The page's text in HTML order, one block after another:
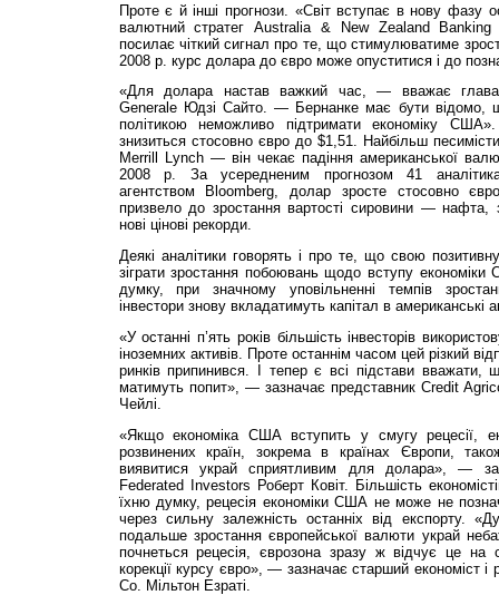
Проте є й інші прогнози. «Світ вступає в нову
валютний стратег Australia & New Zealand
посилає чіткий сигнал про те, що стимулюватиме
2008 р. курс долара до євро може опуститися і до
«Для долара настав важкий час, — вважає глава
Generale Юдзі Сайто. — Бернанке має бути відомо,
політикою неможливо підтримати економіку
знизиться стосовно євро до $1,51. Найбільш
Merrill Lynch — він чекає падіння американської
2008 р. За усередненим прогнозом 41
агентством Bloomberg, долар зросте стосовно
призвело до зростання вартості сировини — нафта,
нові цінові рекорди.
Деякі аналітики говорять і про те, що свою
зіграти зростання побоювань щодо вступу
думку, при значному уповільненні темпів
інвестори знову вкладатимуть капітал в американські
«У останні п’ять років більшість інвесторів
іноземних активів. Проте останнім часом цей різкий
ринків припинився. І тепер є всі підстави вважати,
матимуть попит», — зазначає представник Credit
Чейлі.
«Якщо економіка США вступить у смугу рецесії,
розвинених країн, зокрема в країнах Європи,
виявитися украй сприятливим для долара», —
Federated Investors Роберт Ковіт. Більшість
їхню думку, рецесія економіки США не може не
через сильну залежність останніх від експорту.
подальше зростання європейської валюти украй
почнеться рецесія, єврозона зразу ж відчує це на
корекції курсу євро», — зазначає старший економіст і
Co. Мільтон Езраті.